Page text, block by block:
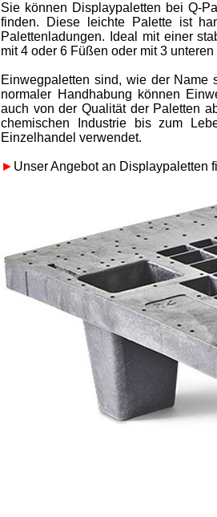
Sie können Displaypaletten bei Q-
finden. Diese leichte Palette ist
Palettenladungen. Ideal mit einer
mit 4 oder 6 Füßen oder mit 3
Einwegpaletten sind, wie der Name
normaler Handhabung können
auch von der Qualität der Paletten
chemischen Industrie bis zum
Einzelhandel verwendet.
► Unser Angebot an Displaypaletten